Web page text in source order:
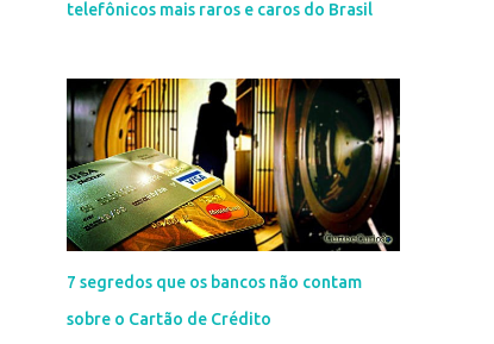
telefônicos mais raros e caros do Brasil
7 segredos que os bancos não contam
sobre o Cartão de Crédito